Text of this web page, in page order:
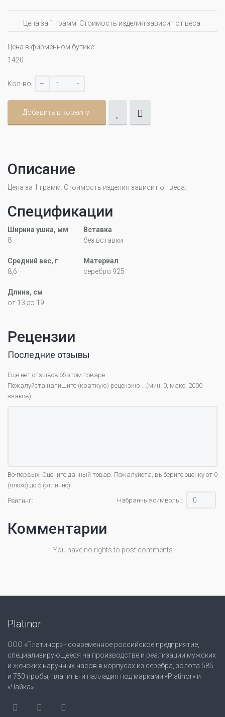
Цена за 1 грамм. Стоимость изделия зависит от веса.
Цена в фирменном бутике:
1420
Кол-во: + -
Добавить в корзину
Описание
Цена за 1 грамм. Стоимость изделия зависит от веса.
Спецификации
Ширина ушка, мм
8
Вставка
без вставки
Средний вес, г
8,6
Материал
серебро 925
Длина, см
от 13 до 19
Рецензии
Последние отзывы
Еще нет отзывов об этом товаре.
Пожалуйста напишите (краткую) рецензию....(мин. 0, макс. 2000
знаков)
Во-первых: Оцените данный товар. Пожалуйста, выберите оценку от 0
(плохо) до 5 (отлично).
Рейтинг: Набранные символы:
Комментарии
You have no rights to post comments
Platinor
ООО «Платинор» - современное российское предприятие,
специализирующееся на производстве и реализации мужских
и женских наручных часов в корпусах из серебра, золота 585
и 750 пробы, платины и палладия под марками «Platinor» и
«Чайка»